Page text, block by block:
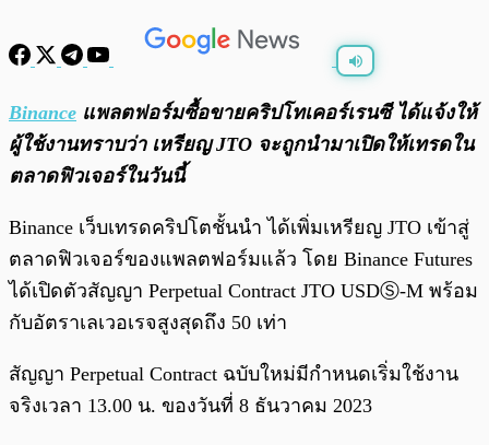
0:00 / 0:00
Binance แพลตฟอร์มซื้อขายคริปโทเคอร์เรนซี ได้แจ้งให้
ผู้ใช้งานทราบว่า เหรียญ JTO จะถูกนำมาเปิดให้เทรดใน
ตลาดฟิวเจอร์ในวันนี้
Binance เว็บเทรดคริปโตชั้นนำ ได้เพิ่มเหรียญ JTO เข้าสู่
ตลาดฟิวเจอร์ของแพลตฟอร์มแล้ว โดย Binance Futures
ได้เปิดตัวสัญญา Perpetual Contract JTO USDⓈ-M พร้อม
กับอัตราเลเวอเรจสูงสุดถึง 50 เท่า
สัญญา Perpetual Contract ฉบับใหม่มีกำหนดเริ่มใช้งาน
จริงเวลา 13.00 น. ของวันที่ 8 ธันวาคม 2023